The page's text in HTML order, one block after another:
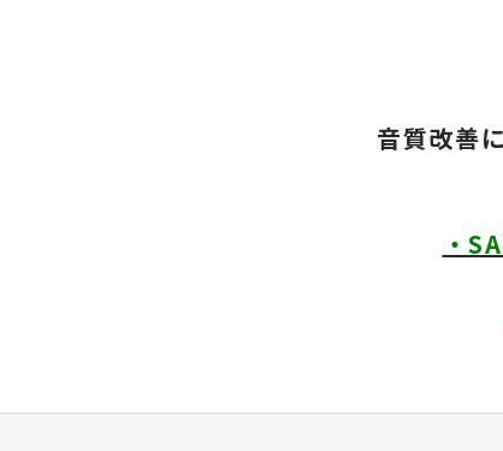
音質改善
・